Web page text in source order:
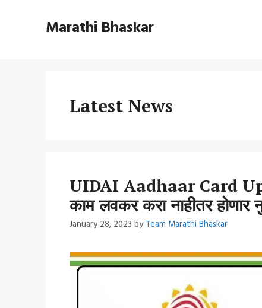
Marathi Bhaskar
Latest News
UIDAI Aadhaar Card
काम लवकर करा नाहीतर होणार
January 28, 2023byTeam Marathi Bhaskar